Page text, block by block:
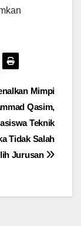
Mimpi
Qasim,
Teknik
Tidak Salah
Jurusan